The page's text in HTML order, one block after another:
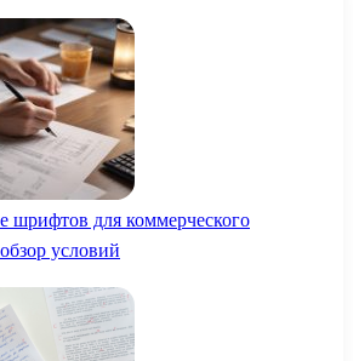
шрифтов для коммерческого
условий